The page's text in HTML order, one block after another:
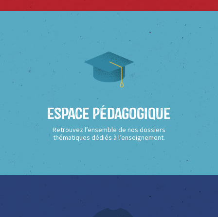
Espace Pédagogique
Retrouvez l’ensemble de nos dossiers
thématiques dédiés à l’enseignement.